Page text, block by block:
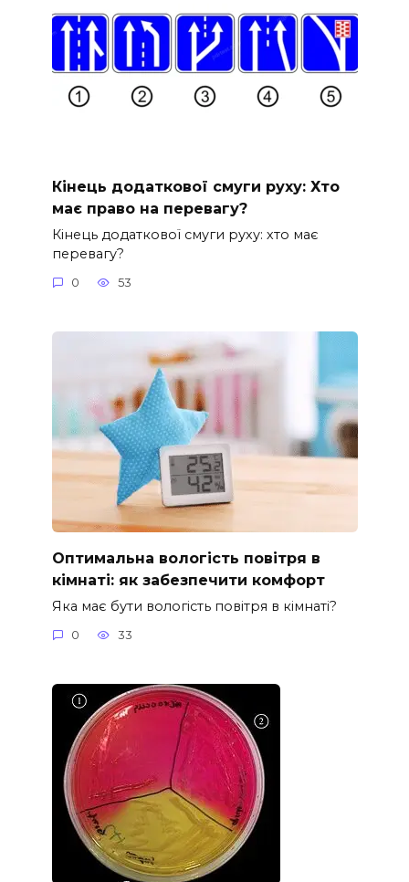
Кінець додаткової смуги руху: Хто
має право на перевагу?
Кінець додаткової смуги руху: хто має
перевагу?
0 53
Оптимальна вологість повітря в
кімнаті: як забезпечити комфорт
Яка має бути вологість повітря в кімнаті?
0 33